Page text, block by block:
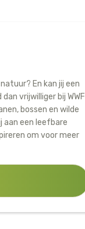
En kan jij een
vrijwilliger bij WWF
bossen en wilde
aan een leefbare
om voor meer